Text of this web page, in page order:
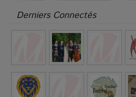
Derniers Connectés